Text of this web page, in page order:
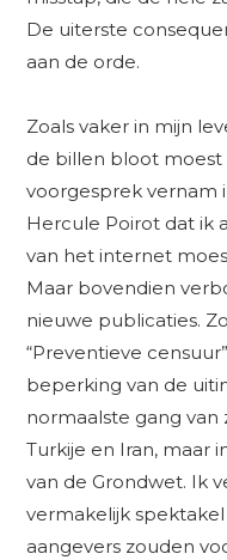
De uiterste
aan de orde.
Zoals vaker in mijn
de billen bloot moest
voorgesprek vernam
Hercule Poirot dat ik
van het internet
Maar bovendien
nieuwe publicaties.
“Preventieve
beperking van de
normaalste gang van
Turkije en Iran, maar
van de Grondwet. Ik
vermakelijk
aangevers zouden